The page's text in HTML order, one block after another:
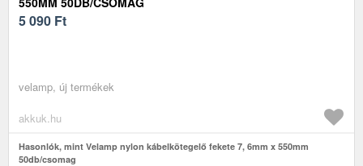
5 090 Ft
velamp, új termékek
akkuk.hu
Hasonlók, mint Velamp nylon kábelkötegelő fekete 7, 6mm x 550mm
50db/csomag